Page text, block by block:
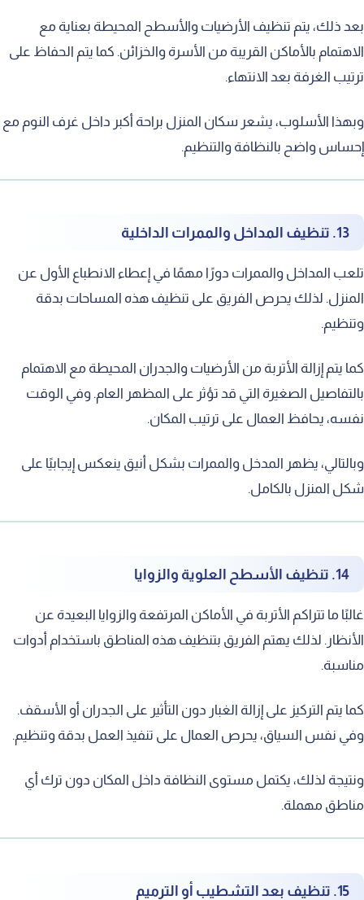
بعد ذلك، يتم تنظيف الأرضيات والأسطح المحيطة بعناية مع
الاهتمام بالأماكن القريبة من الأسرة والخزائن. كما يتم الحفاظ على
ترتيب الغرفة بعد الانتهاء.
وبهذا الأسلوب، يشعر سكان المنزل براحة أكبر داخل غرف النوم مع
إحساس واضح بالنظافة والتنظيم.
13. تنظيف المداخل والممرات الداخلية
تلعب المداخل والممرات دورًا مهمًا في إعطاء الانطباع الأول عن
المنزل. لذلك يحرص الفريق على تنظيف هذه المساحات بدقة
وتنظيم.
كما يتم إزالة الأتربة من الأرضيات والجدران المحيطة مع الاهتمام
بالتفاصيل الصغيرة التي قد تؤثر على المظهر العام. وفي الوقت
نفسه، يحافظ العمال على ترتيب المكان.
وبالتالي، يظهر المدخل والممرات بشكل أنيق ينعكس إيجابيًا على
شكل المنزل بالكامل.
14. تنظيف الأسطح العلوية والزوايا
غالبًا ما تتراكم الأتربة في الأماكن المرتفعة والزوايا البعيدة عن
الأنظار. لذلك يهتم الفريق بتنظيف هذه المناطق باستخدام أدوات
مناسبة.
كما يتم التركيز على إزالة الغبار دون التأثير على الجدران أو الأسقف.
وفي نفس السياق، يحرص العمال على تنفيذ العمل بدقة وتنظيم.
ونتيجة لذلك، يكتمل مستوى النظافة داخل المكان دون ترك أي
مناطق مهملة.
15. تنظيف بعد التشطيب أو الترميم